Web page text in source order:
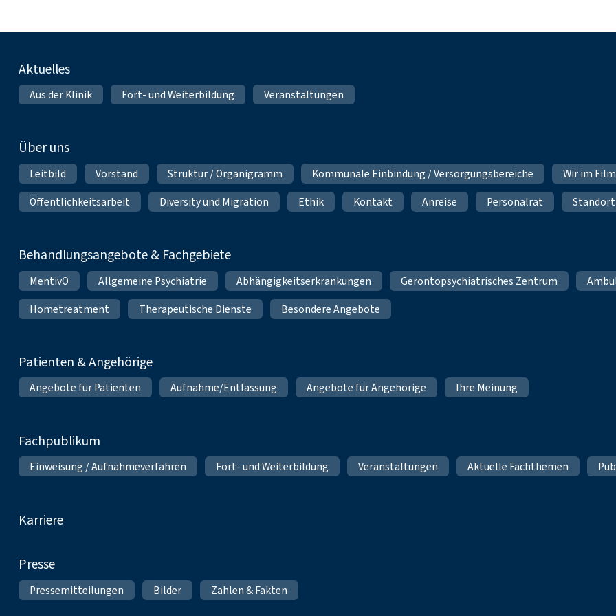
Fußnavigation
Aktuelles
Aus der Klinik Fort- und Weiterbildung Veranstaltungen
Über uns
Leitbild Vorstand Struktur / Organigramm Kommunale Einbindung / Versorgungsbereiche Wir im Film
Öffentlichkeitsarbeit
Diversity und Migration Ethik Kontakt Anreise Personalrat
Behandlungsangebote & Fachgebiete
MentivO Allgemeine Psychiatrie Abhängigkeitserkrankungen Gerontopsychiatrisches Zentrum
Hometreatment
Therapeutische Dienste Besondere Angebote
Patienten & Angehörige
Angebote für Patienten Aufnahme/Entlassung Angebote für Angehörige Ihre Meinung
Fachpublikum
Einweisung / Aufnahmeverfahren Fort- und Weiterbildung Veranstaltungen Aktuelle Fachthemen
Karriere
Presse
Pressemitteilungen Bilder Zahlen & Fakten